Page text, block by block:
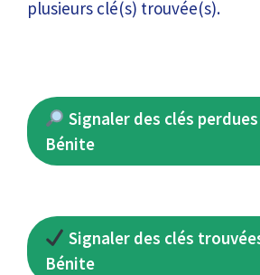
plusieurs clé(s) trouvée(s).
Signaler des clés
Bénite
Signaler des clés
Bénite